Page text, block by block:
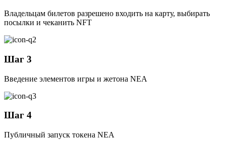
Владельцам билетов разрешено входить на карту, выбирать
посылки и чеканить NFT
Шаг 3
Введение элементов игры и жетона NEA
Шаг 4
Публичный запуск токена NEA